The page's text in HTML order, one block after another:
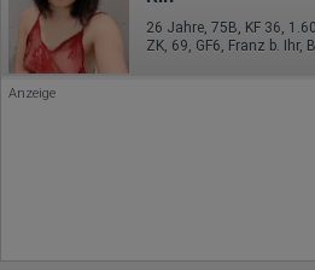
Referrer URL
Bildschirmauflösung
Eindeutige Gerätekennung
Sprachinformationen
Gerätebestriebssystem
Anzeige